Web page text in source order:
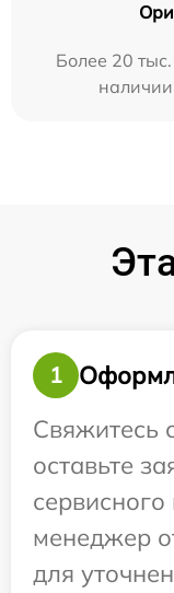
Более 20
1
Свяжитесь
оставьте
менеджер
для